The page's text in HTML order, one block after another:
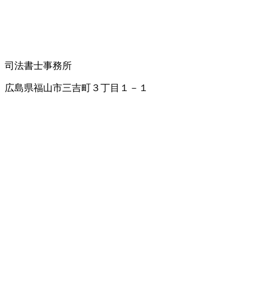
司法書士事務所
広島県福山市三吉町３丁目１－１